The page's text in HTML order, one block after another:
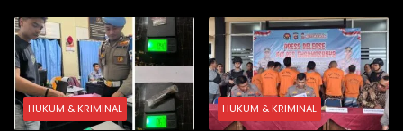
HUKUM & KRIMINAL HUKUM & KRIMINAL